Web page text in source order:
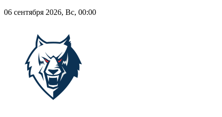
06 сентября 2026, Вс, 00:00